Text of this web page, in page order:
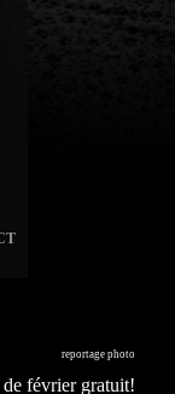
février gratuit!
reportage photo